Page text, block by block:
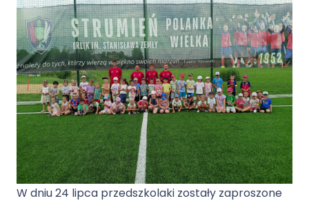
W dniu 24 lipca przedszkolaki zostały zaproszone